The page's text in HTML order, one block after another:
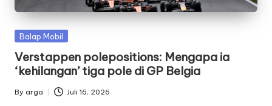
Posted
Balap Mobil
Verstappen polepositions: Mengapa ia
‘kehilangan’ tiga pole di GP Belgia
Posted
By arga Juli 16, 2026